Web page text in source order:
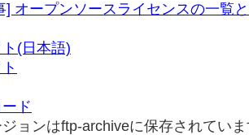
] オープンソースライセンスの一覧
(日本語)
ド
ョンはftp-archiveに保存されていま